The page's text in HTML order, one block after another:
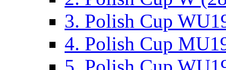
3. Polish Cup
4. Polish Cup